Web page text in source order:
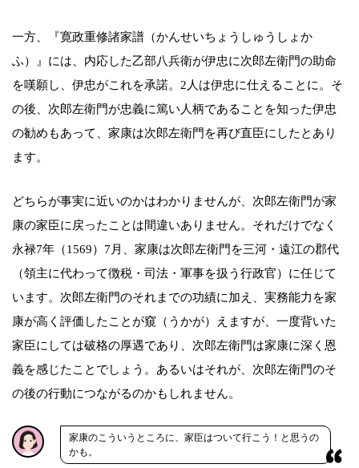
一方、『寛政重修諸家譜（かんせいちょうしゅうしょか
ふ）』には、内応した乙部八兵衛が伊忠に次郎左衛門の助命
を嘆願し、伊忠がこれを承諾。2人は伊忠に仕えることに。そ
の後、次郎左衛門が忠義に篤い人柄であることを知った伊忠
の勧めもあって、家康は次郎左衛門を再び直臣にしたとあり
ます。
どちらが事実に近いのかはわかりませんが、次郎左衛門が家
康の家臣に戻ったことは間違いありません。それだけでなく
永禄7年（1569）7月、家康は次郎左衛門を三河・遠江の郡代
（領主に代わって徴税・司法・軍事を扱う行政官）に任じて
います。次郎左衛門のそれまでの功績に加え、実務能力を家
康が高く評価したことが窺（うかが）えますが、一度背いた
家臣にしては破格の厚遇であり、次郎左衛門は家康に深く恩
義を感じたことでしょう。あるいはそれが、次郎左衛門のそ
の後の行動につながるのかもしれません。
家康のこういうところに、家臣はついて行こう！と思うの
かも。